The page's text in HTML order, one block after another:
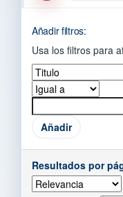
Añadir filtros:
Usa los filtros para
Resultados por